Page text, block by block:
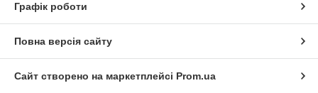
Графік роботи
Повна версія сайту
Сайт створено на маркетплейсі Prom.ua